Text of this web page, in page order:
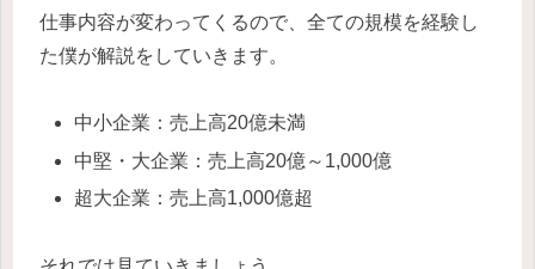
仕事内容が変わってくるので、全ての規模を経験し
た僕が解説をしていきます。
中小企業：売上高20億未満
中堅・大企業：売上高20億～1,000億
超大企業：売上高1,000億超